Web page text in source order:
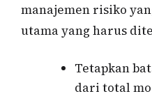
manajemen risiko
utama yang harus
Tetapkan
dari total